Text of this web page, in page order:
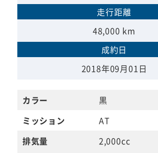
走行距離
48,000 km
成約日
2018年09月01日
カラー
黒
ミッション
AT
排気量
2,000cc